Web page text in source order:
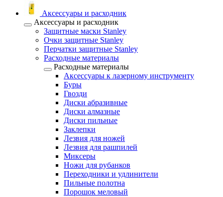
Аксессуары и расходник
Аксессуары и расходник
Защитные маски Stanley
Очки защитные Stanley
Перчатки защитные Stanley
Расходные материалы
Расходные материалы
Аксессуары к лазерному инструменту
Буры
Гвозди
Диски абразивные
Диски алмазные
Диски пильные
Заклепки
Лезвия для ножей
Лезвия для рашпилей
Миксеры
Ножи для рубанков
Переходники и удлинители
Пильные полотна
Порошок меловый